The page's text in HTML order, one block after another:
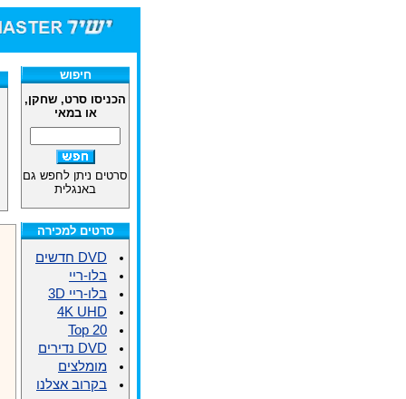
חיפוש
הכניסו סרט, שחקן,
או במאי
סרטים ניתן לחפש גם
באנגלית
סרטים למכירה
DVD חדשים
בלו-ריי
בלו-ריי 3D
4K UHD
Top 20
DVD נדירים
מומלצים
בקרוב אצלנו